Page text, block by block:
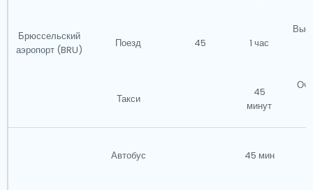
Брюссельский
аэропорт (BRU)
45
Поезд 1 час
Такси
45
минут
Автобус 45 мин